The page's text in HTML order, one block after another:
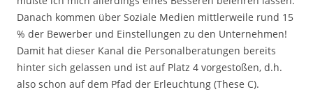
Danach kommen über Soziale Medien mittlerweile rund 15
% der Bewerber und Einstellungen zu den Unternehmen!
Damit hat dieser Kanal die Personalberatungen bereits
hinter sich gelassen und ist auf Platz 4 vorgestoßen, d.h.
also schon auf dem Pfad der Erleuchtung (These C).